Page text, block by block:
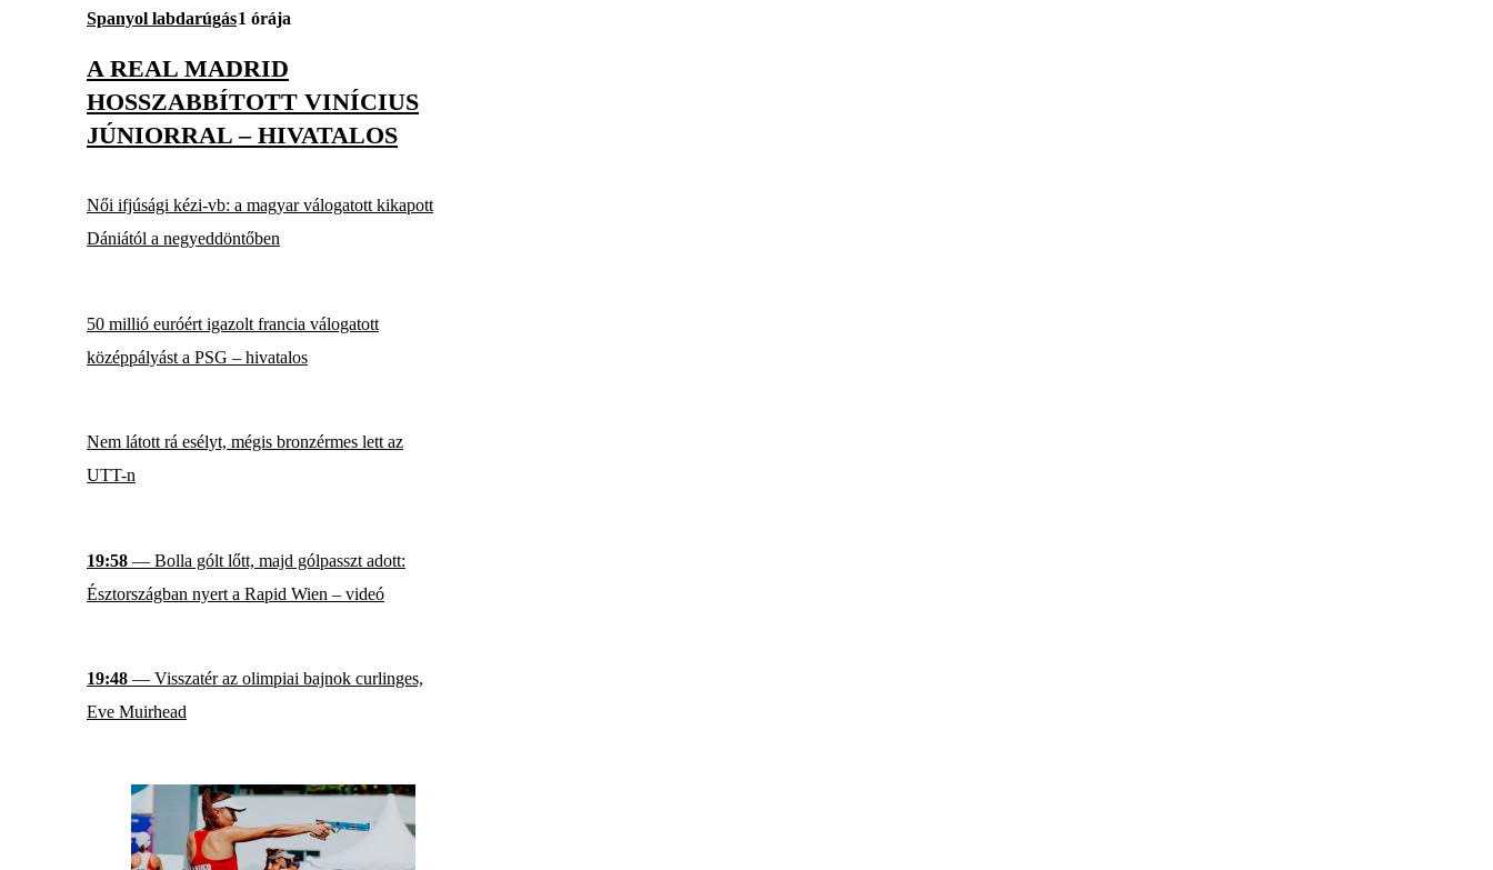
Spanyol labdarúgás1 órája
A REAL MADRID
HOSSZABBÍTOTT VINÍCIUS
JÚNIORRAL – HIVATALOS
Női ifjúsági kézi-vb: a magyar válogatott kikapott
Dániától a negyeddöntőben
50 millió euróért igazolt francia válogatott
középpályást a PSG – hivatalos
Nem látott rá esélyt, mégis bronzérmes lett az
UTT-n
19:58 — Bolla gólt lőtt, majd gólpasszt adott:
Észtországban nyert a Rapid Wien – videó
19:48 — Visszatér az olimpiai bajnok curlinges,
Eve Muirhead